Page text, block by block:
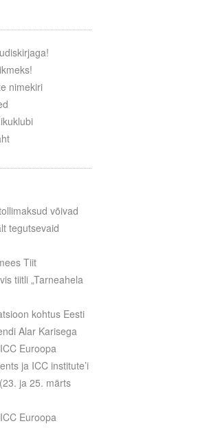
nimekiri
võivad
tegutsevaid
Tiit
tiitli „Tarneahela
kohtus Eesti
Alar Karisega
Euroopa
ja ICC institute’i
ja 25. märts
Euroopa